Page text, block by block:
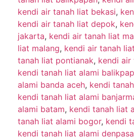
kendi air tanah liat bekasi,
kendi air tanah liat depok,
jakarta, kendi air tanah liat
liat malang, kendi air tanah
tanah liat pontianak, kendi air
kendi tanah liat alami
alami banda aceh, kendi
kendi tanah liat alami
alami batam, kendi tanah liat
tanah liat alami bogor, kendi
kendi tanah liat alami